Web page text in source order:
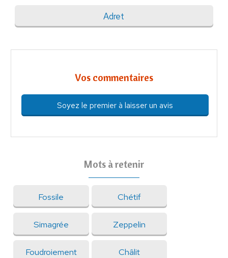
Adret
Vos commentaires
Soyez le premier à laisser un avis
Mots à retenir
Fossile Chétif
Simagrée Zeppelin
Foudroiement Châlit